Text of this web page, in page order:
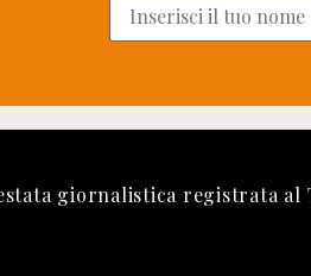
giornalistica registrata al